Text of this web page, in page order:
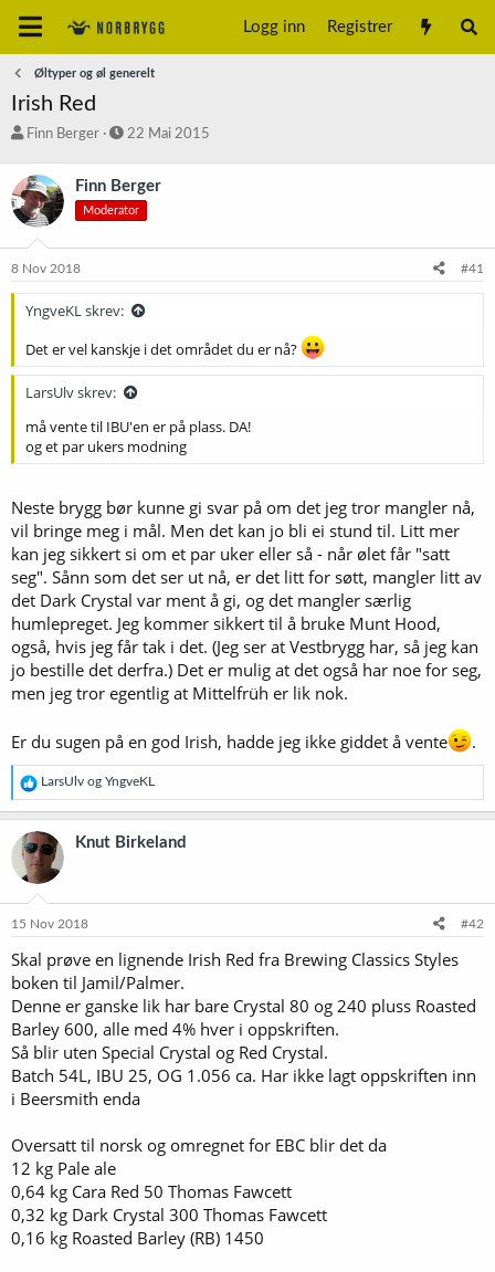
Logg inn Registrer
Øltyper og øl generelt
Irish Red
T
å
d
s
a
r
t
e
Finn Berger
S
r
t
a
o
22 Mai 2015
Finn Berger
Moderator
8 Nov 2018 #41
YngveKL skrev:
Det er vel kanskje i det området du er nå?
LarsUlv skrev:
må vente til IBU'en er på plass. DA!
og et par ukers modning
Neste brygg bør kunne gi svar på om det jeg tror mangler nå,
vil bringe meg i mål. Men det kan jo bli ei stund til. Litt mer
kan jeg sikkert si om et par uker eller så - når ølet får "satt
seg". Sånn som det ser ut nå, er det litt for søtt, mangler litt av
det Dark Crystal var ment å gi, og det mangler særlig
humlepreget. Jeg kommer sikkert til å bruke Munt Hood,
også, hvis jeg får tak i det. (Jeg ser at Vestbrygg har, så jeg kan
jo bestille det derfra.) Det er mulig at det også har noe for seg,
men jeg tror egentlig at Mittelfrüh er lik nok.
Er du sugen på en god Irish, hadde jeg ikke giddet å vente .
R
e
a
k
s
j
o
e
:
LarsUlv og YngveKL
Knut Birkeland
15 Nov 2018 #42
Skal prøve en lignende Irish Red fra Brewing Classics Styles
boken til Jamil/Palmer.
Denne er ganske lik har bare Crystal 80 og 240 pluss Roasted
Barley 600, alle med 4% hver i oppskriften.
Så blir uten Special Crystal og Red Crystal.
Batch 54L, IBU 25, OG 1.056 ca. Har ikke lagt oppskriften inn
i Beersmith enda
Oversatt til norsk og omregnet for EBC blir det da
12 kg Pale ale
0,64 kg Cara Red 50 Thomas Fawcett
0,32 kg Dark Crystal 300 Thomas Fawcett
0,16 kg Roasted Barley (RB) 1450